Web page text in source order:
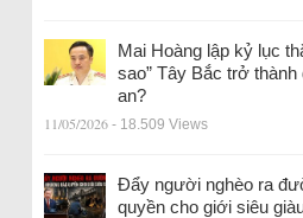
Mai Hoàng lập kỷ lục
sao” Tây Bắc trở
an?
11/05/2026 - 18.509 Views
Đẩy người nghèo ra
quyền cho giới siêu